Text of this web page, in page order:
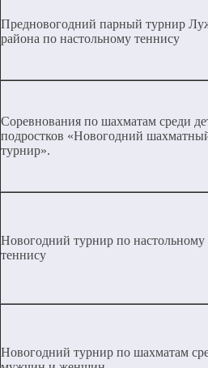
Предновогодний парный турнир
района по настольному теннису
Соревнования по шахматам среди
подростков «Новогодний
турнир».
Новогодний турнир по настольному
теннису
Новогодний турнир по шахматам